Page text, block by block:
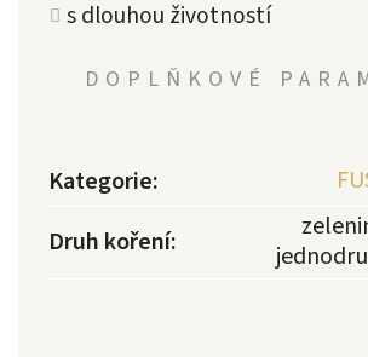
s dlouhou životností
DOPLŇKOVÉ
Kategorie:
Druh koření: